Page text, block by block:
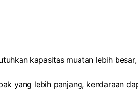
kapasitas muatan lebih
yang lebih panjang, kendaraan